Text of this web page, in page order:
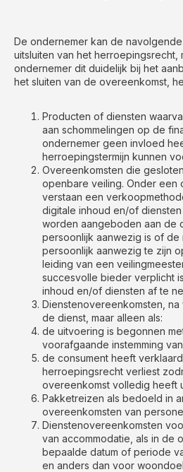
De ondernemer kan de
uitsluiten van het herroepingsrecht,
ondernemer dit duidelijk bij het
het sluiten van de overeenkomst,
Producten of diensten
aan schommelingen op de
ondernemer geen invloed
herroepingstermijn kunnen
Overeenkomsten die
openbare veiling. Onder een
verstaan een
digitale inhoud en/of
worden aangeboden aan de
persoonlijk aanwezig is of de
persoonlijk aanwezig te zijn
leiding van een
succesvolle bieder verplicht
inhoud en/of diensten af te
Dienstenovereenkomsten,
de dienst, maar alleen als:
de uitvoering is begonnen
voorafgaande instemming
de consument heeft
herroepingsrecht verliest
overeenkomst volledig heeft
Pakketreizen als bedoeld in
overeenkomsten van
Dienstenovereenkomsten
van accommodatie, als in de
bepaalde datum of periode
en anders dan voor